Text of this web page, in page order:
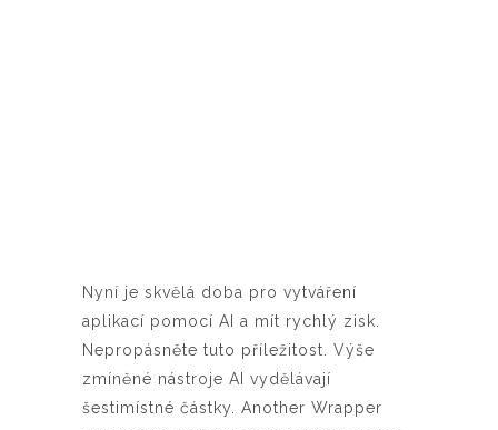
Nyní je skvělá doba pro vytváření
aplikací pomocí AI a mít rychlý zisk.
Nepropásněte tuto příležitost. Výše
zmíněné nástroje AI vydělávají
šestimístné částky. Another Wrapper